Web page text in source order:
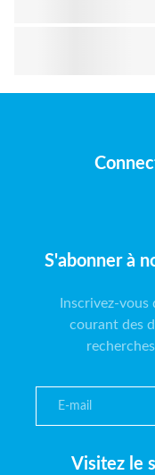
S'abonner à
Inscrivez-
courant des
Visitez le